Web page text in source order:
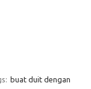
buat duit dengan